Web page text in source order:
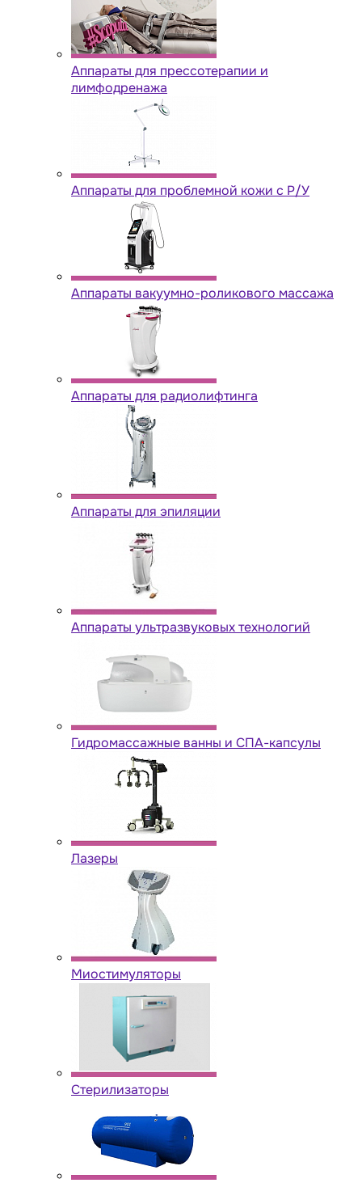
Аппараты для прессотерапии и
лимфодренажа
Аппараты для проблемной кожи с Р/У
Аппараты вакуумно-роликового массажа
Аппараты для радиолифтинга
Аппараты для эпиляции
Аппараты ультразвуковых технологий
Гидромассажные ванны и СПА-капсулы
Лазеры
Миостимуляторы
Стерилизаторы